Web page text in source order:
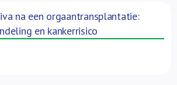
na een orgaantransplantatie:
en kankerrisico